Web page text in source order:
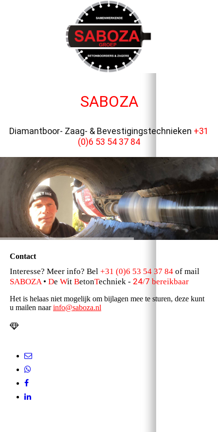
SABOZA
Diamantboor- Zaag- & Bevestigingstechnieken +31
(0)6 53 54 37 84
Contact
Interesse? Meer info? Bel +31 (0)6 53 54 37 84 of mail
SABOZA • De Wit BetonTechniek - 24/7 bereikbaar
Het is helaas niet mogelijk om bijlagen mee te sturen, deze kunt
u mailen naarinfo@saboza.nl